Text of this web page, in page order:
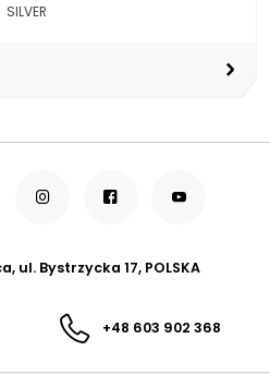
SILVER
ul. Bystrzycka 17, POLSKA
+48 603 902 368